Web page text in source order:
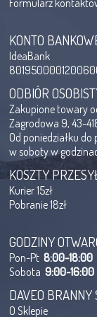
Formularz
KONTO
IdeaBank
ODBIÓR
Zakupione towary
Zagrodowa 9, 43-
Od poniedziałku
w soboty w
KOSZTY
Kurier 15zł
Pobranie 18zł
GODZINY
Pon-Pt8:00-18:00
Sobota9:00-16:00
DAVEO BRANNY
O Sklepie